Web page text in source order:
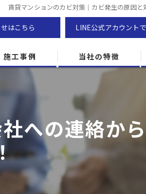
賃貸マンションのカビ対策｜カビ発生の原因
はこちら LINE公式アカウント
施工事例 当社の特徴
防カビ
カビ専門
ZEH住宅
カビ検査
への連絡か